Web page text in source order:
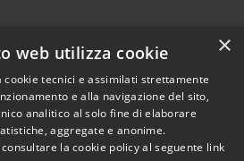
Copyright © 2026 • Comune di
Taibon Agordino • Powered by
×
web utilizza cookie
cookie tecnici e assimilati strettamente
e alla navigazione del sito,
analitico al solo fine di elaborare
aggregate e anonime.
la cookie policy al seguente link